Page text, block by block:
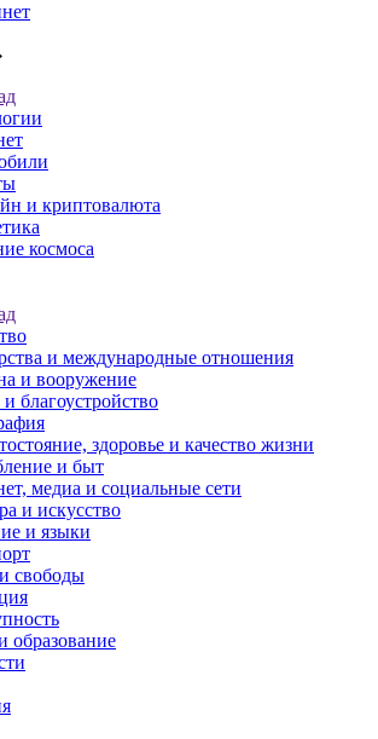
и криптовалюта
космоса
и международные отношения
и вооружение
благоустройство
здоровье и качество жизни
и быт
медиа и социальные сети
и искусство
и языки
свободы
образование